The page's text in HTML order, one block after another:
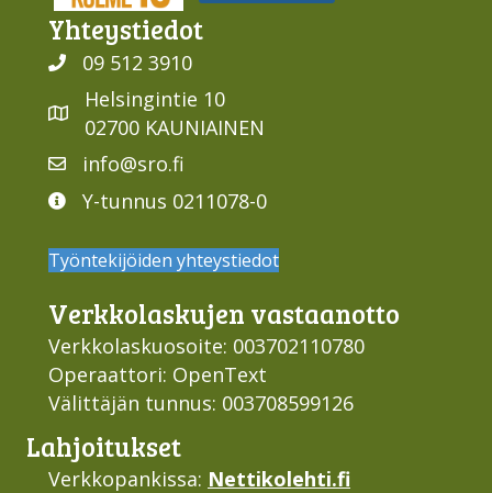
Yhteys­tiedot
09 512 3910
Helsingintie 10
02700 KAUNIAINEN
info@sro.fi
Y-tunnus 0211078-0
Työntekijöiden yhteystiedot
Verkko­laskujen vastaan­otto
Verkkolaskuosoite: 003702110780
Operaattori: OpenText
Välittäjän tunnus: 003708599126
Lahjoi­tukset
Verkkopankissa: Nettikolehti.fi